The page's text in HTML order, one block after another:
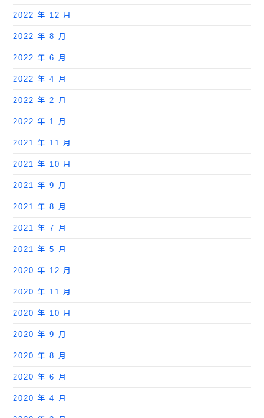
2022 年 12 月
2022 年 8 月
2022 年 6 月
2022 年 4 月
2022 年 2 月
2022 年 1 月
2021 年 11 月
2021 年 10 月
2021 年 9 月
2021 年 8 月
2021 年 7 月
2021 年 5 月
2020 年 12 月
2020 年 11 月
2020 年 10 月
2020 年 9 月
2020 年 8 月
2020 年 6 月
2020 年 4 月